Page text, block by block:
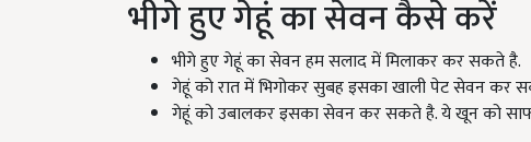
भीगे हुए गेहूं का सेवन कैसे करें
भीगे हुए गेहूं का सेवन हम सलाद में मिलाकर कर सकते है.
गेहूं को रात में भिगोकर सुबह इसका खाली पेट सेवन कर
गेहूं को उबालकर इसका सेवन कर सकते है. ये खून को